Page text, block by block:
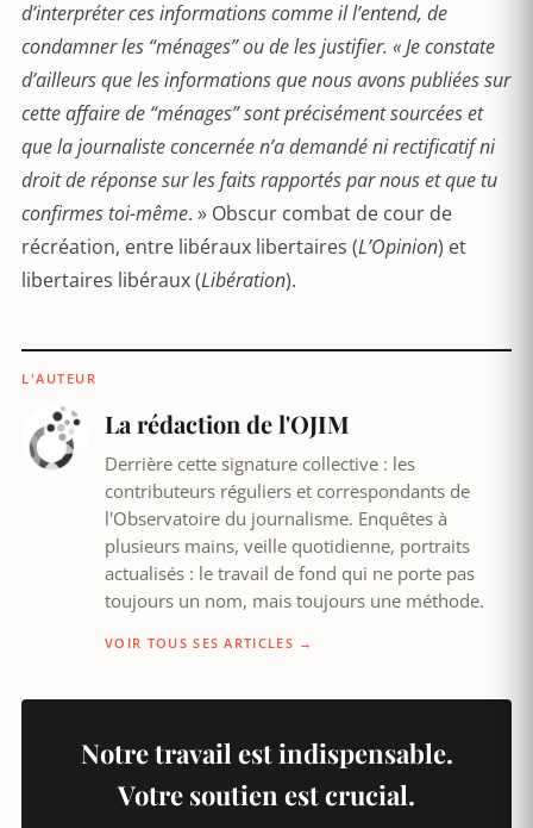
d’interpréter ces informations comme il l’entend, de
condamner les “ménages” ou de les justifier. « Je constate
d’ailleurs que les informations que nous avons publiées sur
cette affaire de “ménages” sont précisément sourcées et
que la journaliste concernée n’a demandé ni rectificatif ni
droit de réponse sur les faits rapportés par nous et que tu
confirmes toi-même. » Obscur combat de cour de
récréation, entre libéraux libertaires (L’Opinion) et
libertaires libéraux (Libération).
L'AUTEUR
La rédaction de l'OJIM
Derrière cette signature collective : les
contributeurs réguliers et correspondants de
l'Observatoire du journalisme. Enquêtes à
plusieurs mains, veille quotidienne, portraits
actualisés : le travail de fond qui ne porte pas
toujours un nom, mais toujours une méthode.
VOIR TOUS SES ARTICLES →
Notre travail est indispensable.
Votre soutien est crucial.